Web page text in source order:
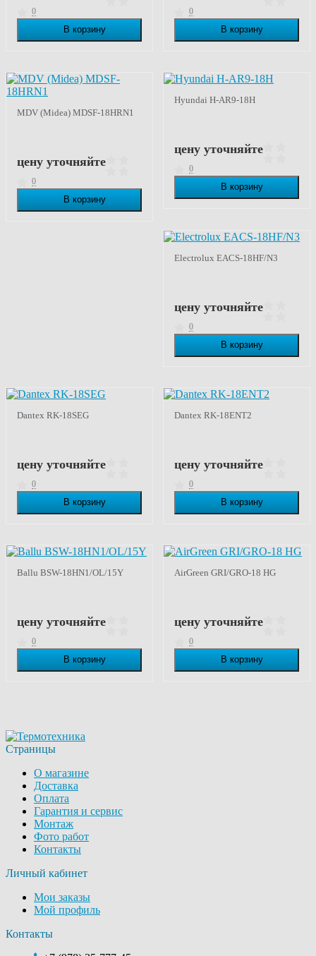
0
В корзину
0
В корзину
MDV (Midea) MDSF-18HRN1
цену уточняйте
0
В корзину
Hyundai H-AR9-18H
цену уточняйте
0
В корзину
Electrolux EACS-18HF/N3
цену уточняйте
0
В корзину
Dantex RK-18SEG
цену уточняйте
0
В корзину
Dantex RK-18ENT2
цену уточняйте
0
В корзину
Ballu BSW-18HN1/OL/15Y
цену уточняйте
0
В корзину
AirGreen GRI/GRO-18 HG
цену уточняйте
0
В корзину
Страницы
О магазине
Доставка
Оплата
Гарантия и сервис
Монтаж
Фото работ
Контакты
Личный кабинет
Мои заказы
Мой профиль
Контакты